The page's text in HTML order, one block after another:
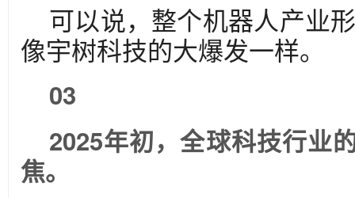
可以说，整个机器人产业
像宇树科技的大爆发一样。
03
2025年初，全球科技行业
焦。